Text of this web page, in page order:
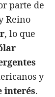
parte de
Reino
, lo que
y
interés.